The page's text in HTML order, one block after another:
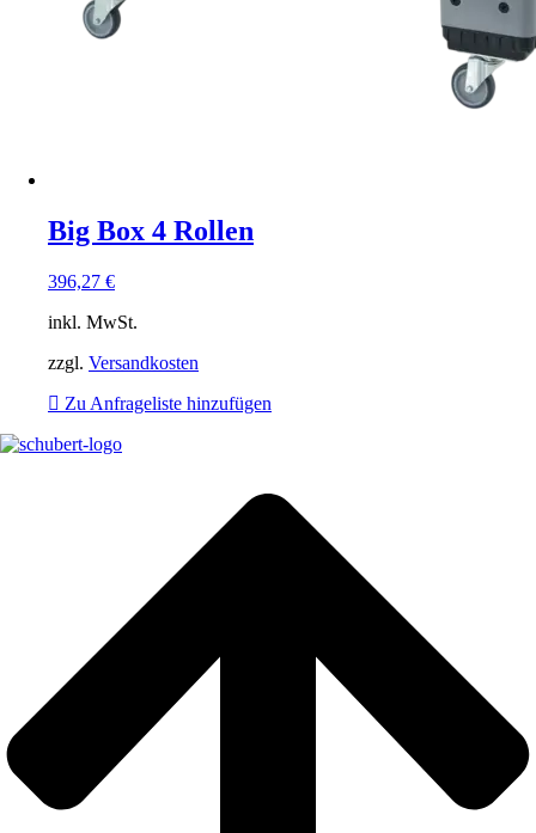
Big Box 4 Rollen
396,27 €
inkl. MwSt.
zzgl. Versandkosten
Zu Anfrageliste hinzufügen